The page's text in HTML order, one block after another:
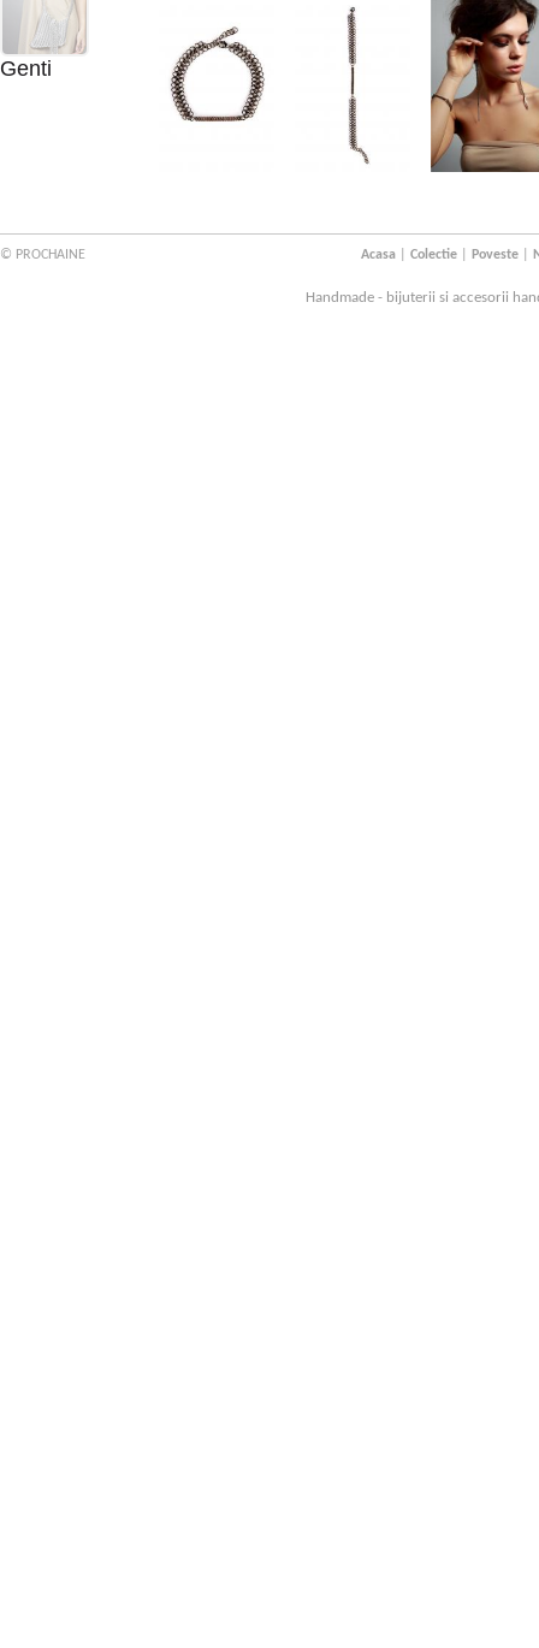
Genti
© PROCHAINE Acasa| Colectie| Poveste|
Handmade - bijuterii si accesorii